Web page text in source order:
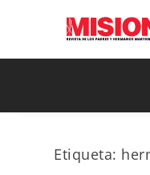
Etiqueta: